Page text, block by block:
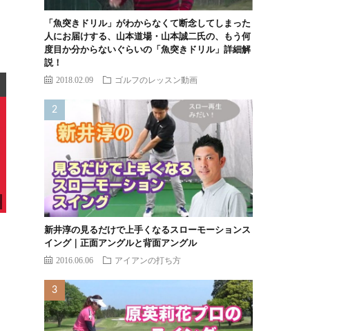
「魚突きドリル」がわからなくて断念してしまった
人にお届けする、山本道場・山本誠二氏の、もう何
度目か分からないぐらいの「魚突きドリル」詳細解
説！
2018.02.09 ゴルフのレッスン動画
新井淳の見るだけで上手くなるスローモーションス
イング｜正面アングルと背面アングル
2016.06.06 アイアンの打ち方